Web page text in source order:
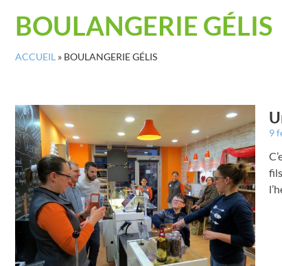
BOULANGERIE GÉLIS
ACCUEIL » BOULANGERIE GÉLIS
9